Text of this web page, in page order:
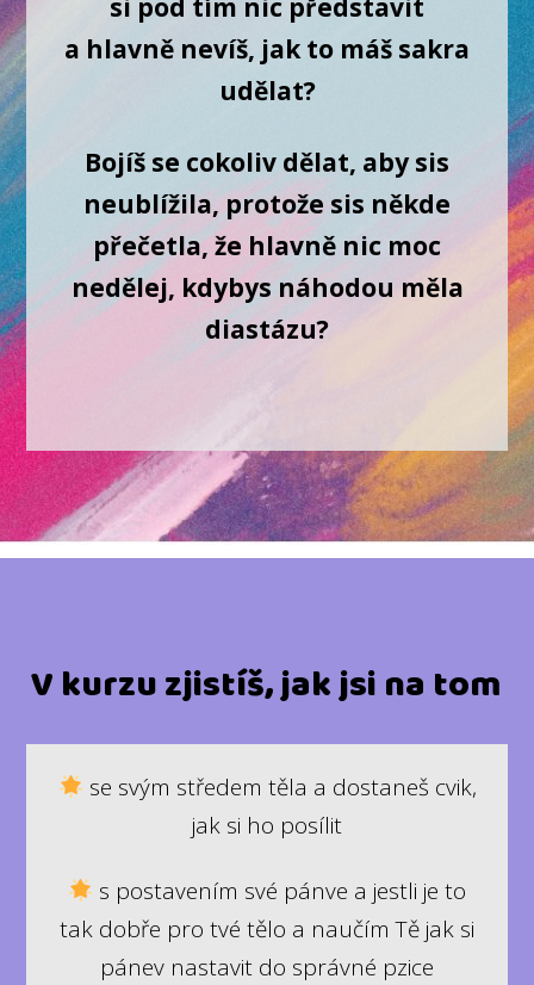
si pod tím nic představit
a hlavně nevíš, jak to máš sakra
udělat?
Bojíš se cokoliv dělat, aby sis
neublížila, protože sis někde
přečetla, že hlavně nic moc
nedělej, kdybys náhodou měla
diastázu?
V kurzu zjistíš, jak jsi na tom
se svým středem těla a dostaneš cvik,
jak si ho posílit
s postavením své pánve a jestli je to
tak dobře pro tvé tělo a naučím Tě jak si
pánev nastavit do správné pzice